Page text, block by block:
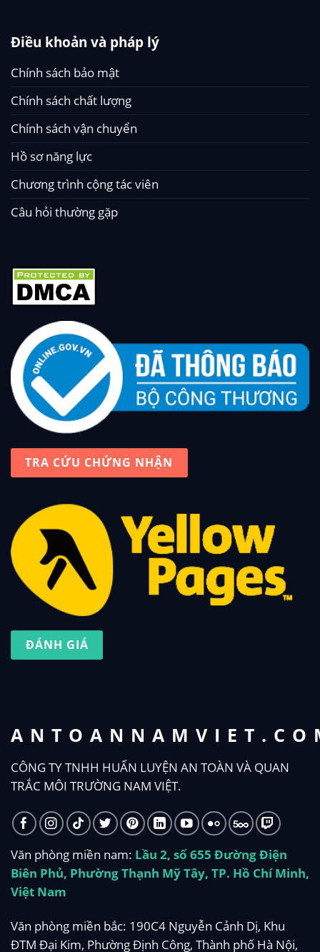
CÔNG TY TNHH HUẤN LUYỆN AN TOÀN VÀ QUAN
TRẮC MÔI TRƯỜNG NAM VIỆT.
Văn phòng miền nam: Lầu 2, số 655 Đường Điện
Biên Phủ, Phường Thạnh Mỹ Tây, TP. Hồ Chí Minh,
Việt Nam
Văn phòng miền bắc: 190C4 Nguyễn Cảnh Dị, Khu
ĐTM Đại Kim, Phường Định Công, Thành phố Hà Nội,
Điều khoản và pháp lý
Chính sách bảo mật
Chính sách chất lượng
Chính sách vận chuyển
Hồ sơ năng lực
Chương trình cộng tác viên
Câu hỏi thường gặp
TRA CỨU CHỨNG NHẬN
ĐÁNH GIÁ